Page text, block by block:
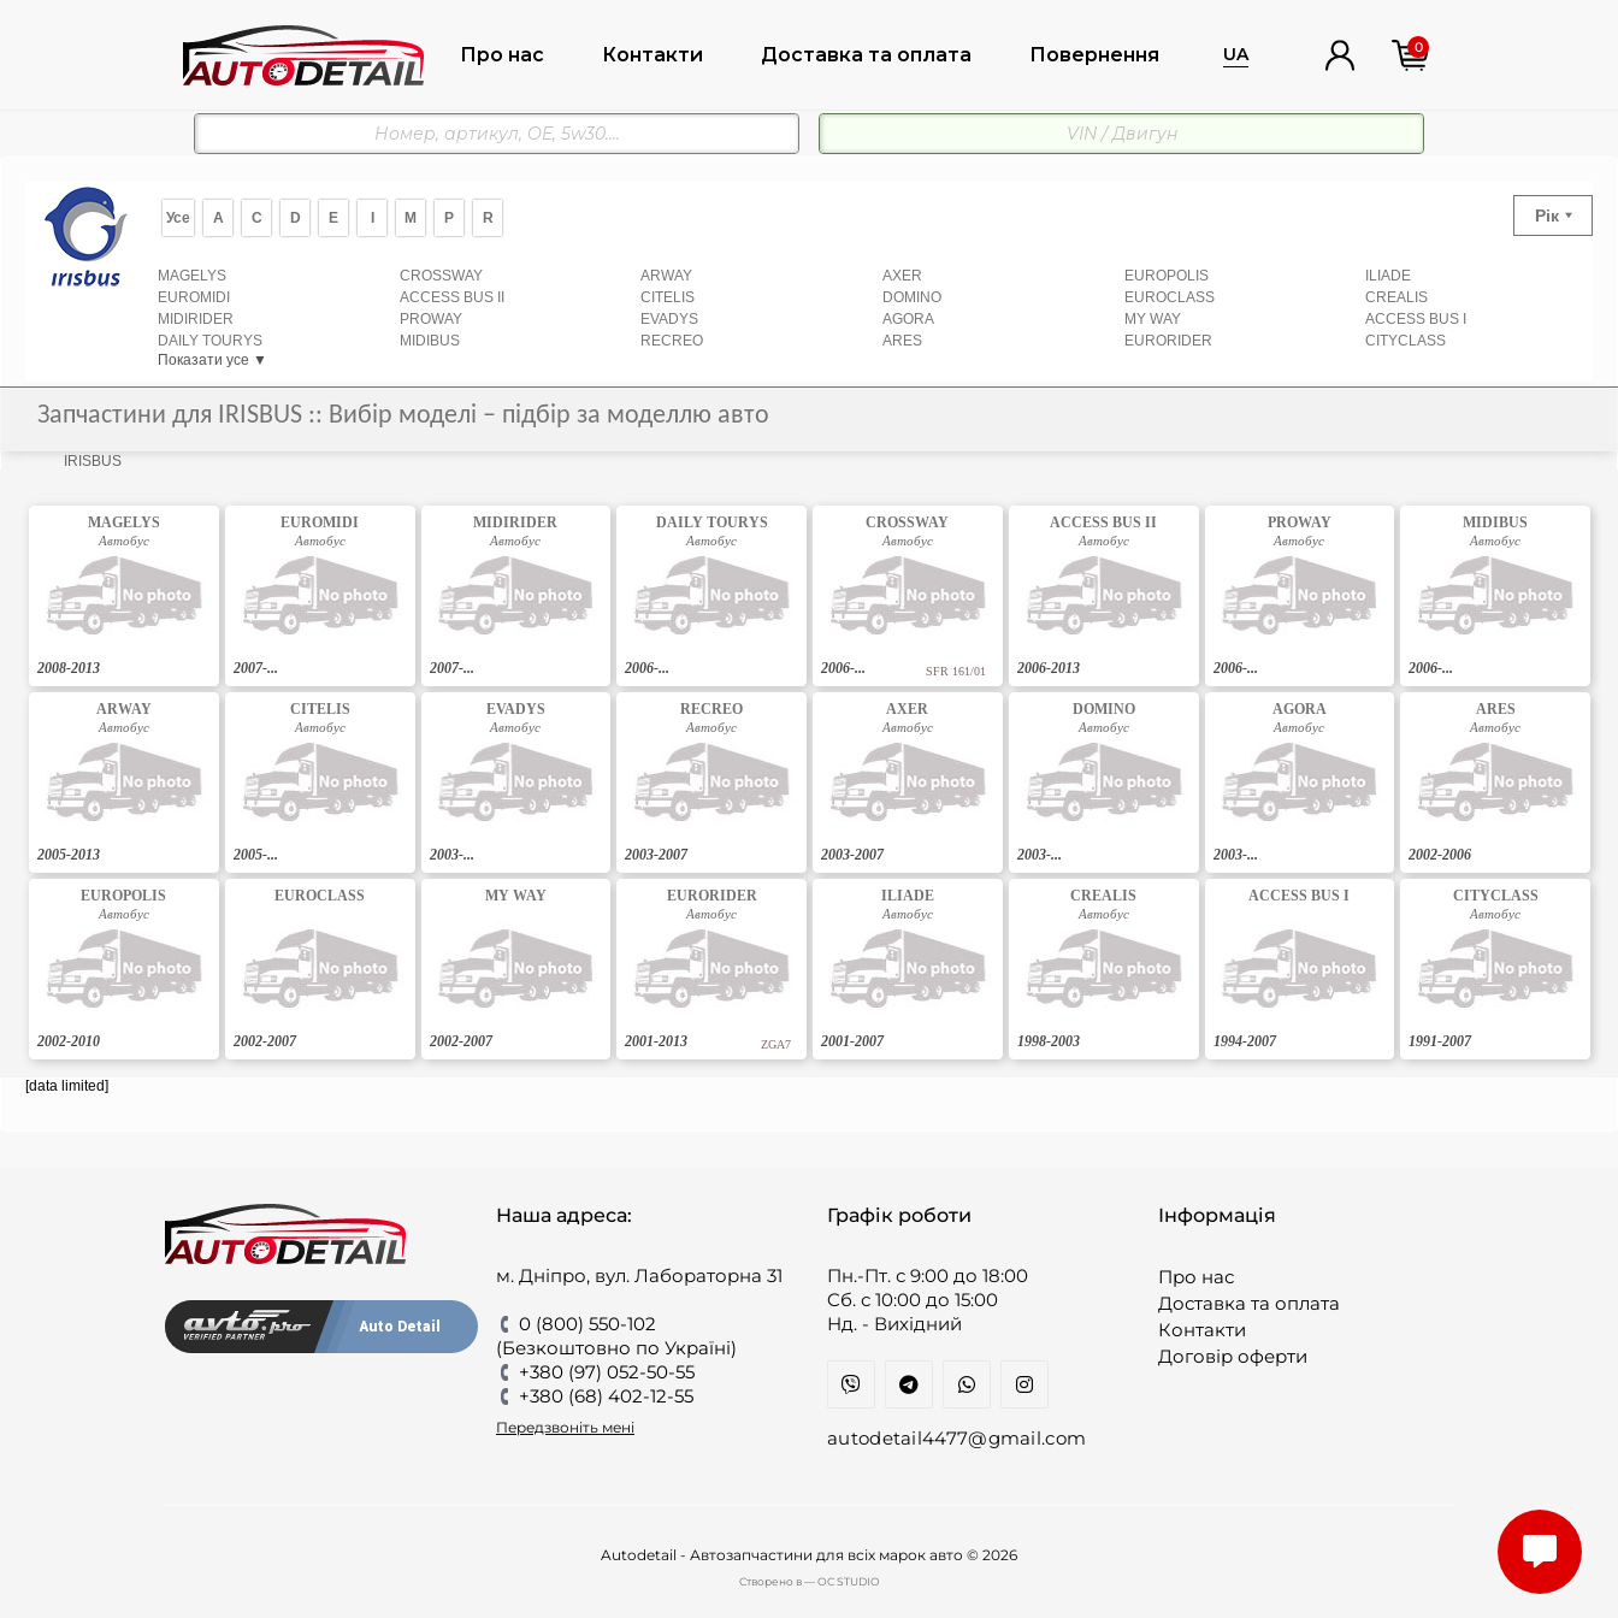
Про нас Контакти Доставка та оплата Повернення UA 0
Усе A C D E M P R Рік
MAGELYS
EUROMIDI
MIDIRIDER
DAILY TOURYS
CROSSWAY
ACCESS BUS II
PROWAY
MIDIBUS
ARWAY
CITELIS
EVADYS
RECREO
AXER
DOMINO
AGORA
ARES
EUROPOLIS
EUROCLASS
MY WAY
EURORIDER
ILIADE
CREALIS
ACCESS BUS I
CITYCLASS
Показати усе ▼
Запчастини для IRISBUS :: Вибір моделі – підбір за моделлю авто
IRISBUS
MAGELYS
Автобус
2008-2013
EUROMIDI
Автобус
2007-...
MIDIRIDER
Автобус
2007-...
DAILY TOURYS
Автобус
2006-...
CROSSWAY
Автобус
2006-... SFR 161/01
ACCESS BUS II
Автобус
2006-2013
PROWAY
Автобус
2006-...
MIDIBUS
Автобус
2006-...
ARWAY
Автобус
2005-2013
CITELIS
Автобус
2005-...
EVADYS
Автобус
2003-...
RECREO
Автобус
2003-2007
AXER
Автобус
2003-2007
DOMINO
Автобус
2003-...
AGORA
Автобус
2003-...
ARES
Автобус
2002-2006
EUROPOLIS
Автобус
2002-2010
EUROCLASS
2002-2007
MY WAY
2002-2007
EURORIDER
Автобус
2001-2013 ZGA7
ILIADE
Автобус
2001-2007
CREALIS
Автобус
1998-2003
ACCESS BUS I
1994-2007
CITYCLASS
Автобус
1991-2007
[data limited]
Auto Detail
Наша адреса:
м. Дніпро, вул. Лабораторна 31
0 (800) 550-102
(Безкоштовно по Україні)
+380 (97) 052-50-55
+380 (68) 402-12-55
Передзвоніть мені
Графік роботи
Пн.-Пт. с 9:00 до 18:00
Cб. с 10:00 до 15:00
Нд. - Вихідний
autodetail4477@gmail.com
Інформація
Про нас
Доставка та оплата
Контакти
Договір оферти
Autodetail - Автозапчастини для всіх марок авто © 2026
Cтворено в — OC STUDIO